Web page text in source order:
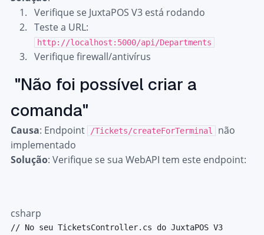
Verifique se JuxtaPOS V3 está rodando
Teste a URL:
http://localhost:5000/api/Departments
Verifique firewall/antivírus
"Não foi possível criar a
comanda"
Causa: Endpoint /Tickets/createForTerminal
não
implementado
Solução: Verifique se sua WebAPI tem este endpoint:
csharp
// No seu TicketsController.cs do JuxtaPOS V3